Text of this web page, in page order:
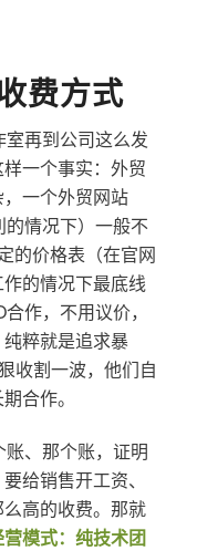
费方式
再到公司这么发
一个事实：外贸
一个外贸网站
情况下）一般不
的价格表（在官网
的情况下最底线
作，不用议价，
粹就是追求暴
收割一波，他们自
合作。
、那个账，证明
给销售开工资、
高的收费。那就
模式：纯技术团